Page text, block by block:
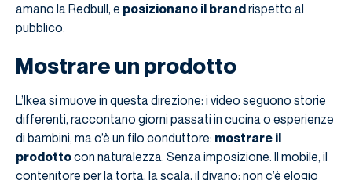
amano la Redbull, e posizionano il brandrispetto al
pubblico.
Mostrare un prodotto
L’Ikea si muove in questa direzione: i video seguono storie
differenti, raccontano giorni passati in cucina o esperienze
di bambini, ma c’è un filo conduttore: mostrare il
prodottocon naturalezza. Senza imposizione. Il mobile, il
contenitore per la torta, la scala, il divano: non c’è elogio